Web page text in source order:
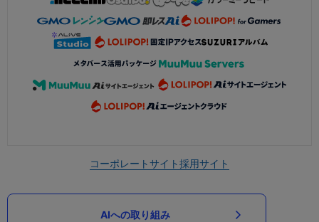
コーポレートサイト採用サイト
AIへの取り組み